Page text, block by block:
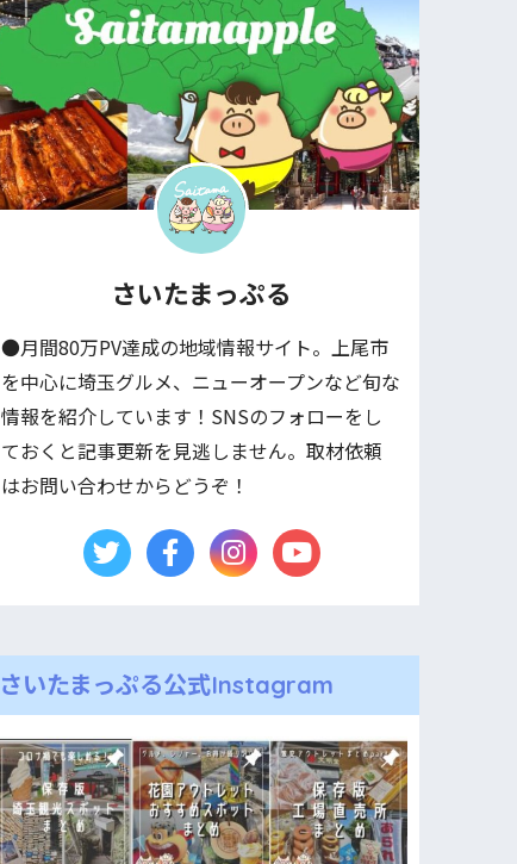
さいたまっぷる
●月間80万PV達成の地域情報サイト。上尾市
を中心に埼玉グルメ、ニューオープンなど旬な
情報を紹介しています！SNSのフォローをし
ておくと記事更新を見逃しません。取材依頼
はお問い合わせからどうぞ！
さいたまっぷる公式Instagram